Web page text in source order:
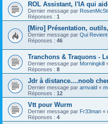
ROL Assistant, l'IA qui
Dernier message par
Réponses : 1
[Miro] Présentation,
Dernier message par Qui
Réponses : 46
Tranchons & Traquons -
Dernier message par Morningkill
Réponses : 8
Jdr à distance....noob
Dernier message par arnvald «
Réponses : 12
Vtt pour Wurm
Dernier message par Fr33man «
Réponses : 4